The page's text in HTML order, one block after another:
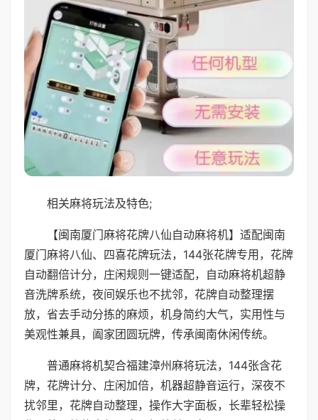
相关麻将玩法及特色;
【闽南厦门麻将花牌八仙自动麻将机】适配闽南
厦门麻将八仙、四喜花牌玩法，144张花牌专用，花牌
自动翻倍计分，庄闲规则一键适配，自动麻将机超静
音洗牌系统，夜间娱乐也不扰邻，花牌自动整理摆
放，省去手动分拣的麻烦，机身简约大气，实用性与
美观性兼具，阖家团圆玩牌，传承闽南休闲传统。
普通麻将机契合福建漳州麻将玩法，144张含花
牌，花牌计分、庄闲加倍，机器超静音运行，深夜不
扰邻里，花牌自动整理，操作大字面板，长辈轻松操